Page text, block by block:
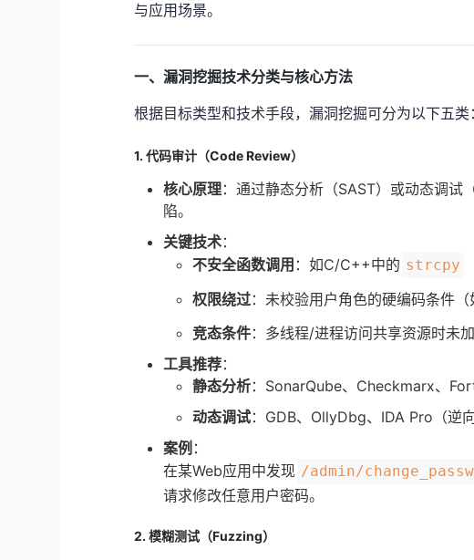
与应用场景。
一、漏洞挖掘技术分类与核心方法
根据目标类型和技术手段，漏洞挖掘可分为以下五类
1. 代码审计（Code Review）
核心原理：通过静态分析（SAST）或动态调试
陷。
关键技术：
不安全函数调用 ：如C/C++中的 strcpy
权限绕过：未校验用户角色的硬编码条件（
竞态条件：多线程/进程访问共享资源时未
工具推荐：
静态分析：SonarQube、Checkmarx、
动态调试：GDB、OllyDbg、IDA Pro（逆向
案例 ：
在某Web应用中发现 /admin/
请求修改任意用户密码。
2. 模糊测试（Fuzzing）